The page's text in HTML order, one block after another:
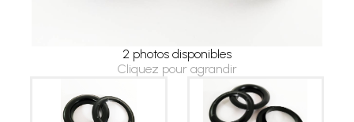
2 photos disponibles
Cliquez pour agrandir